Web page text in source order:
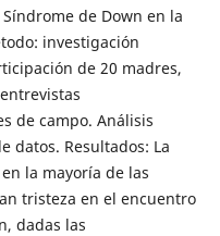
de Down en la
investigación
de 20 madres,
de campo. Análisis
datos. Resultados: La
la mayoría de las
tristeza en el encuentro
dadas las